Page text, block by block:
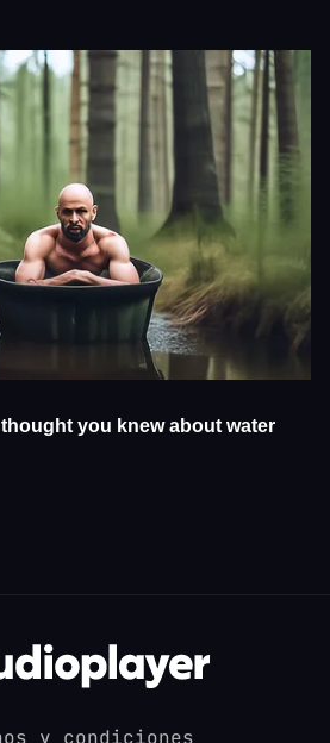
y condiciones